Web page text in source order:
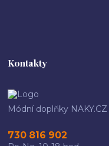
Kontakty
Módní doplňky NAKY.CZ
730 816 902